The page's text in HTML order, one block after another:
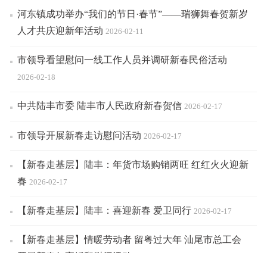
河东镇成功举办“我们的节日·春节”——瑞狮舞春贺新岁
人才共庆迎新年活动 2026-02-11
市领导看望慰问一线工作人员并调研新春民俗活动
2026-02-18
中共陆丰市委 陆丰市人民政府新春贺信 2026-02-17
市领导开展新春走访慰问活动 2026-02-17
【新春走基层】陆丰：年货市场购销两旺 红红火火迎新
春 2026-02-17
【新春走基层】陆丰：喜迎新春 爱卫同行 2026-02-17
【新春走基层】情暖劳动者 留粤过大年 汕尾市总工会